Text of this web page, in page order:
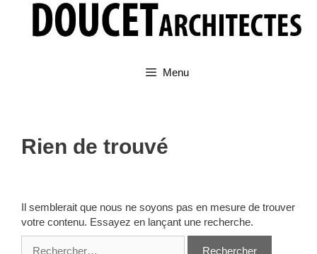
contenu
Menu
Rien de trouvé
Il semblerait que nous ne soyons pas en mesure de trouver
votre contenu. Essayez en lançant une recherche.